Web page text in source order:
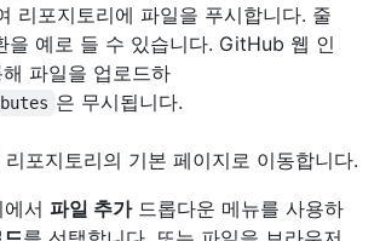
리포지토리에 파일을 푸시합니다. 줄
을 예로 들 수 있습니다. GitHub 웹 인
파일을 업로드하
은 무시됩니다.
포지토리의 기본 페이지로 이동합니다.
서 파일 추가드롭다운 메뉴를 사용하